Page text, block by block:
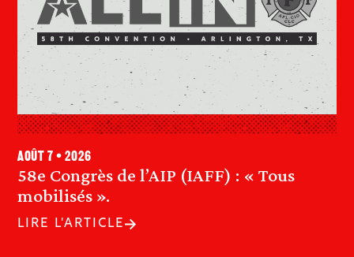
58e Congrès de l’AIP (IAFF) : « Tous
mobilisés ».
août 7 • 2026
LIRE L'ARTICLE